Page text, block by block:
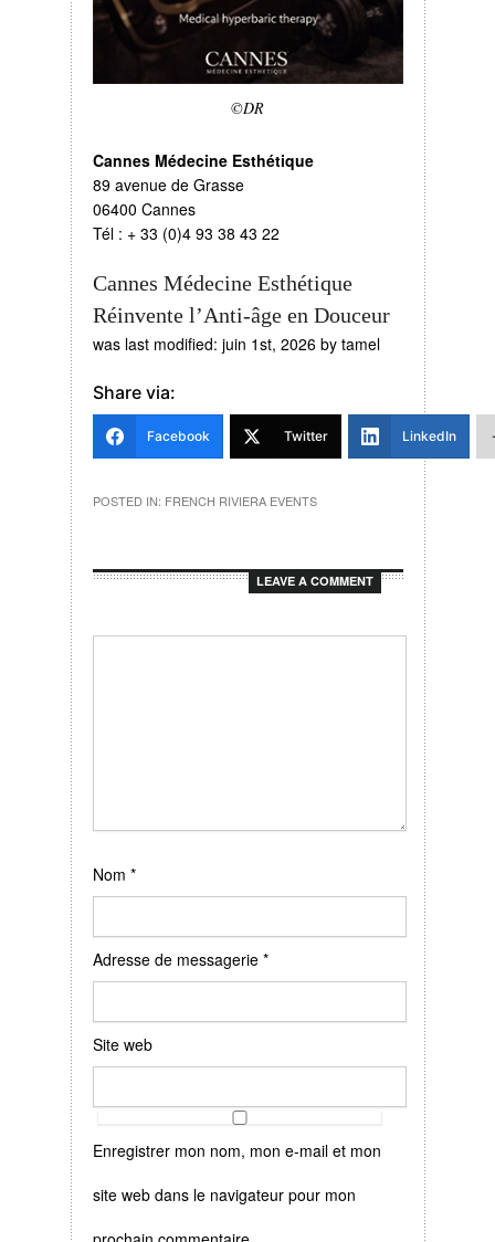
©DR
Cannes Médecine Esthétique
89 avenue de Grasse
06400 Cannes
Tél : + 33 (0)4 93 38 43 22
Cannes Médecine Esthétique
Réinvente l’Anti-âge en Douceur
was last modified: juin 1st, 2026by tamel
Share via:
Facebook Twitter LinkedIn
POSTED IN: FRENCH RIVIERA EVENTS
LEAVE A COMMENT
Nom *
Adresse de messagerie *
Site web
Enregistrer mon nom, mon e-mail et mon
site web dans le navigateur pour mon